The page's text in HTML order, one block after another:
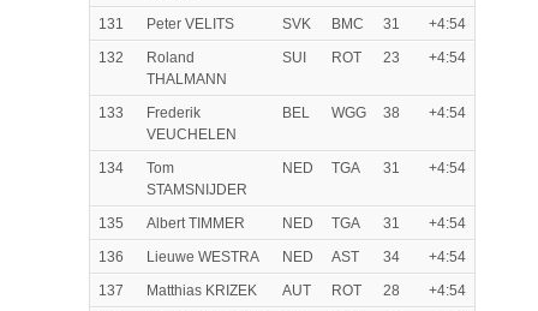
131 Peter VELITS SVK BMC 31
+4:54
132
Roland
THALMANN
SUI ROT 23 +4:54
133
Frederik
VEUCHELEN
BEL WGG 38 +4:54
134
Tom
STAMSNIJDER
NED TGA 31 +4:54
135 Albert TIMMER NED TGA 31
+4:54
136
Lieuwe WESTRA NED AST 34
+4:54
137
Matthias KRIZEK AUT ROT 28
+4:54